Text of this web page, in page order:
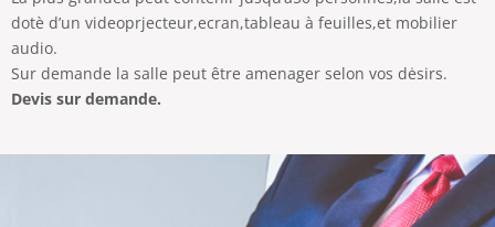
dotè d’un videoprjecteur,ecran,tableau à feuilles,et mobilier
audio.
Sur demande la salle peut être amenager selon vos dėsirs.
Devis sur demande.